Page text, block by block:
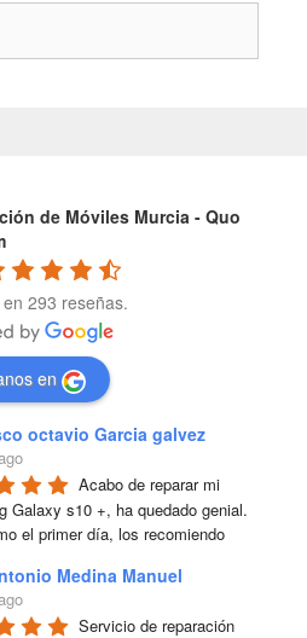
de Móviles Murcia - Quo
293 reseñas.
en
octavio Garcia galvez
Acabo de reparar mi
Galaxy s10 +, ha quedado genial.
el primer día, los recomiendo
Medina Manuel
Servicio de reparación